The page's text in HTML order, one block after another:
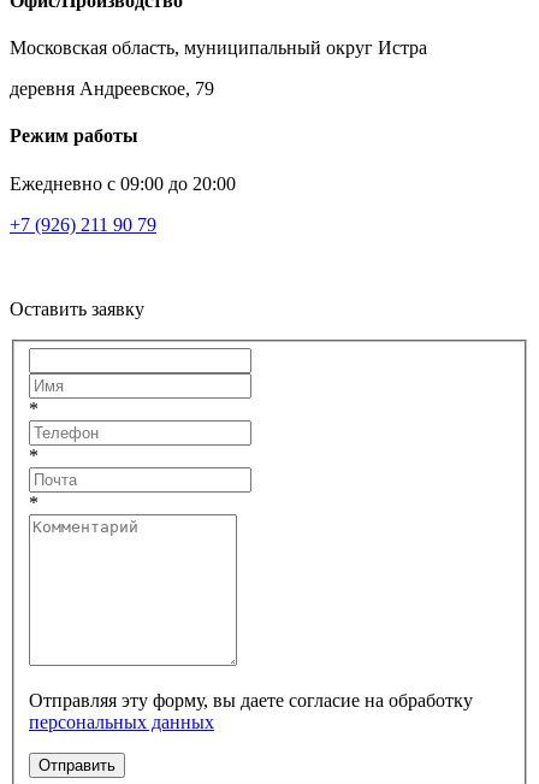
Московская область, муниципальный округ Истра
деревня Андреевское, 79
Режим работы
Ежедневно с 09:00 до 20:00
+7 (926) 211 90 79
Оставить заявку
*
*
*
Отправляя эту форму, вы даете согласие на обработку
персональных данных
Отправить